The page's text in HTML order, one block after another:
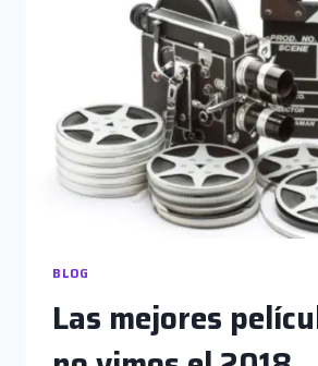
EL
“CÓMO”
DICE
BLOG
Las mejores